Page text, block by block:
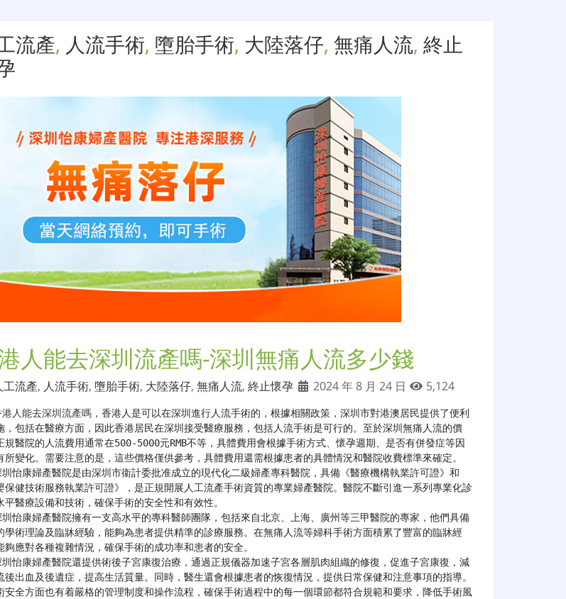
流產, 人流手術, 墮胎手術, 大陸落仔, 無痛人流, 終止
人能去深圳流產嗎-深圳無痛人流多少錢
工流產, 人流手術, 墮胎手術, 大陸落仔, 無痛人流, 終止懷孕 2024 年 8 月 24 日 5,124
港人能去深圳流產嗎 ，香港人是可以在深圳進行人流手術的，根據相關政策，深圳市對港澳居民提供了便利
，包括在醫療方面，因此香港居民在深圳接受醫療服務，包括人流手術是可行的。至於深圳無痛人流的價
規醫院的人流費用通常在500-5000元RMB不等，具體費用會根據手術方式、懷孕週期、是否有併發症等因
所變化。需要注意的是，這些價格僅供參考，具體費用還需根據患者的具體情況和醫院收費標準來確定。
保健技術服務執業許可證》，是正規開展人工流產手術資質的專業婦產醫院。醫院不斷引進一系列專業化診
平醫療設備和技術，確保手術的安全性和有效性。
學術理論及臨牀經驗，能夠為患者提供精準的診療服務。在無痛人流等婦科手術方面積累了豐富的臨牀經
夠應對各種複雜情況，確保手術的成功率和患者的安全。
後出血及後遺症，提高生活質量。同時，醫生還會根據患者的恢復情況，提供日常保健和注意事項的指導。
安全方面也有着嚴格的管理制度和操作流程，確保手術過程中的每一個環節都符合規範和要求，降低手術風